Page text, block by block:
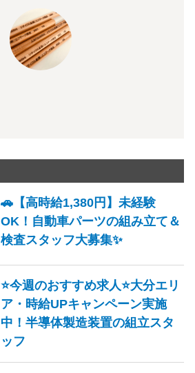
🚗【高時給1,380円】未経験
OK！自動車パーツの組み立て＆
検査スタッフ大募集✨
⭐今週のおすすめ求人⭐大分エリ
ア・時給UPキャンペーン実施
中！半導体製造装置の組立スタ
ッフ